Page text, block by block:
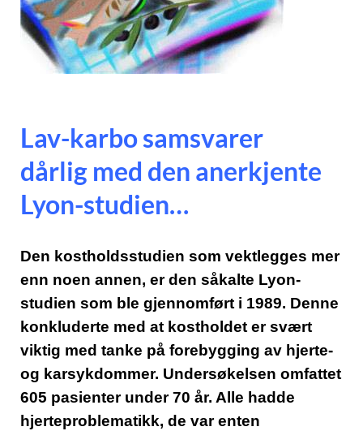
Lav-karbo samsvarer
dårlig med den anerkjente
Lyon-studien…
Den kostholdsstudien som vektlegges mer
enn noen annen, er den såkalte Lyon-
studien som ble gjennomført i 1989. Denne
konkluderte med at kostholdet er svært
viktig med tanke på forebygging av hjerte-
og karsykdommer. Undersøkelsen omfattet
605 pasienter under 70 år. Alle hadde
hjerteproblematikk, de var enten